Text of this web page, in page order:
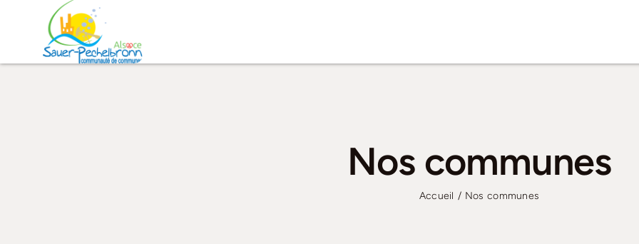
Nos communes
Accueil Nos communes